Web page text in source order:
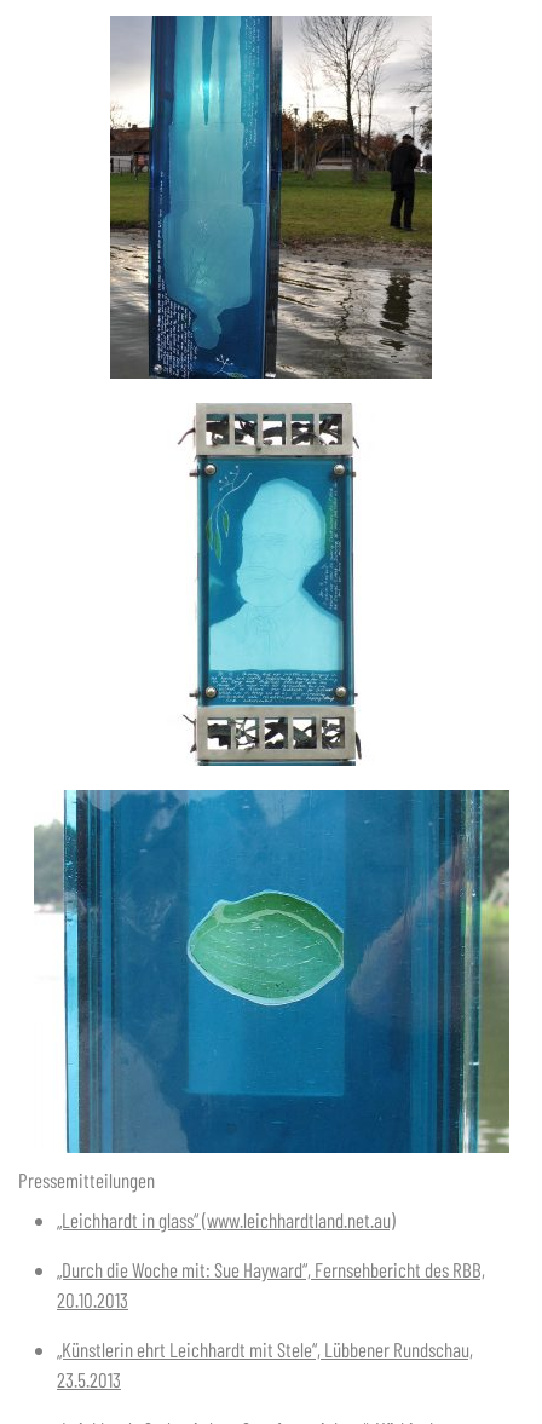
Pressemitteilungen
„Leichhardt in glass“ (www.leichhardtland.net.au)
„Durch die Woche mit: Sue Hayward“, Fernsehbericht des RBB,
20.10.2013
„Künstlerin ehrt Leichhardt mit Stele“, Lübbener Rundschau,
23.5.2013